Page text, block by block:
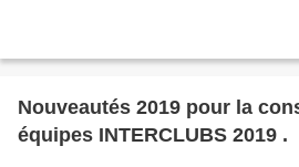
Nouveautés 2019 pour la constitution des
équipes INTERCLUBS 2019 .